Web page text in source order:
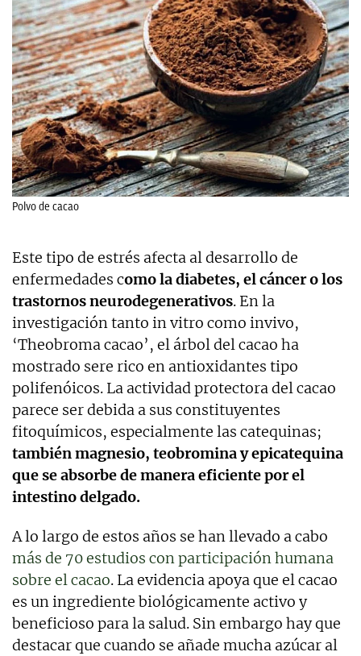
Polvo de cacao
Este tipo de estrés afecta al desarrollo de
enfermedades como la diabetes, el cáncer o los
trastornos neurodegenerativos. En la
investigación tanto in vitro como invivo,
‘Theobroma cacao’, el árbol del cacao ha
mostrado sere rico en antioxidantes tipo
polifenóicos. La actividad protectora del cacao
parece ser debida a sus constituyentes
fitoquímicos, especialmente las catequinas;
también magnesio, teobromina y epicatequina
que se absorbe de manera eficiente por el
intestino delgado.
A lo largo de estos años se han llevado a cabo
más de 70 estudios con participación humana
sobre el cacao. La evidencia apoya que el cacao
es un ingrediente biológicamente activo y
beneficioso para la salud. Sin embargo hay que
destacar que cuando se añade mucha azúcar al